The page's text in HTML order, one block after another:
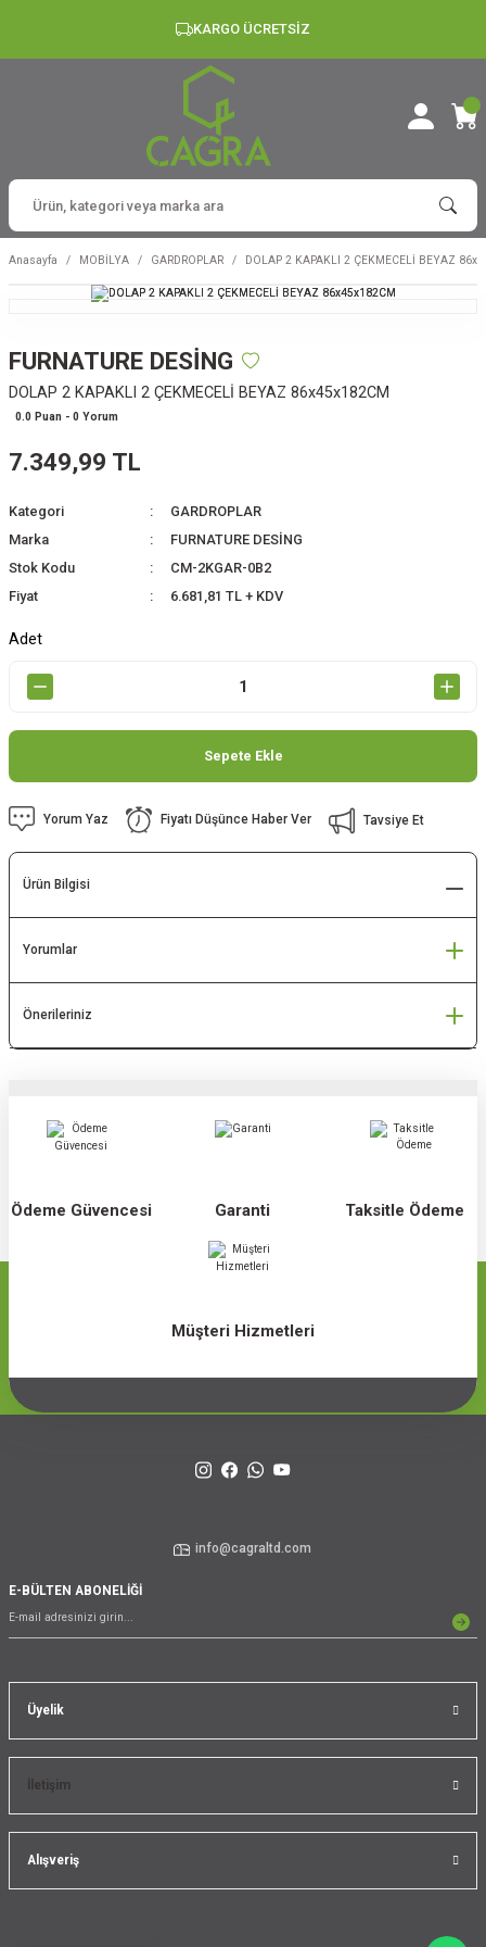
KARGO ÜCRETSİZ
Anasayfa MOBİLYA GARDROPLAR DOLAP 2 KAPAKLI 2 ÇEKMECELİ BEYAZ
FURNATURE DESİNG
DOLAP 2 KAPAKLI 2 ÇEKMECELİ BEYAZ 86x45x182CM
0.0 Puan - 0 Yorum
7.349,99 TL
Kategori
GARDROPLAR
Marka
FURNATURE DESİNG
Stok Kodu
CM-2KGAR-0B2
Fiyat
6.681,81 TL + KDV
Adet
Sepete Ekle
Yorum Yaz Fiyatı Düşünce Haber Ver Tavsiye Et
Ürün Bilgisi
Yorumlar
Önerileriniz
Ödeme Güvencesi Garanti Taksitle Ödeme
Müşteri Hizmetleri
Üyelik
İletişim
Alışveriş
info@cagraltd.com
E-BÜLTEN ABONELİĞİ